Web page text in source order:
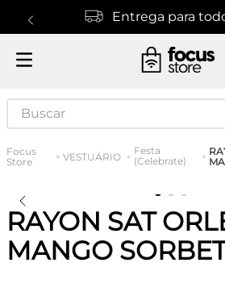
Entrega para
Buscar
VESTUÁRIO
Festa
(Celebrate)
RAYON SAT
MANGO